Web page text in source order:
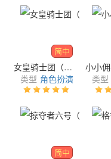
简中
女皇骑士团（Queen's Knights）
类型 角色扮演
类型
简中